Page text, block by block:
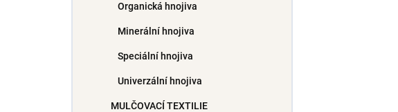
Organická hnojiva
Minerální hnojiva
Speciální hnojiva
Univerzální hnojiva
MULČOVACÍ TEXTILIE